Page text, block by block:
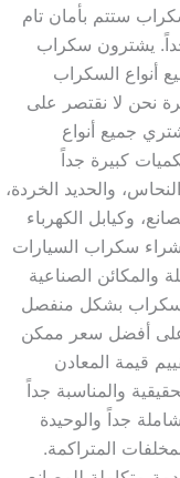
ستتم بأمان تام
يشترون سكراب
أنواع السكراب
نحن لا نقتصر على
جميع أنواع
كبيرة جداً
والحديد الخردة،
وكيابل الكهرباء
سكراب السيارات
والمكائن الصناعية
بشكل منفصل
أفضل سعر ممكن
قيمة المعادن
والمناسبة جداً
جداً والوحيدة
المتراكمة.